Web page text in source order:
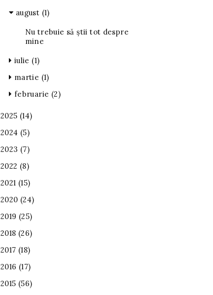
august (1)
Nu trebuie să știi tot despre
mine
iulie (1)
martie (1)
februarie (2)
2025 (14)
2024 (5)
2023 (7)
2022 (8)
2021 (15)
2020 (24)
2019 (25)
2018 (26)
2017 (18)
2016 (17)
2015 (56)